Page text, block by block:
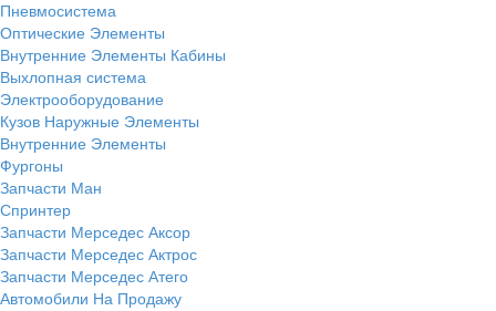
Пневмосистема
Оптические Элементы
Внутренние Элементы Кабины
Выхлопная система
Электрооборудование
Кузов Наружные Элементы
Внутренние Элементы
Фургоны
Запчасти Ман
Спринтер
Запчасти Мерседес Аксор
Запчасти Мерседес Актрос
Запчасти Мерседес Атего
Автомобили На Продажу